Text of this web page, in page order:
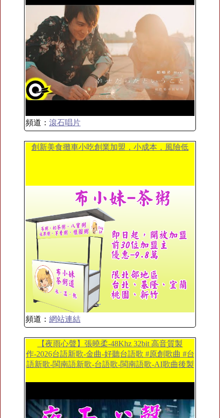
頻道： 滾石唱片
創新美食攤車小吃創業加盟，小成本，風險低
頻道： 網站連結
【夜雨心聲】張曉柔-48Khz 32bit 高音質製
作-2026台語新歌-金曲-好聽台語歌 #原創歌曲 #台
語新歌-閩南語新歌-台語歌-閩南語歌-AI歌曲後製